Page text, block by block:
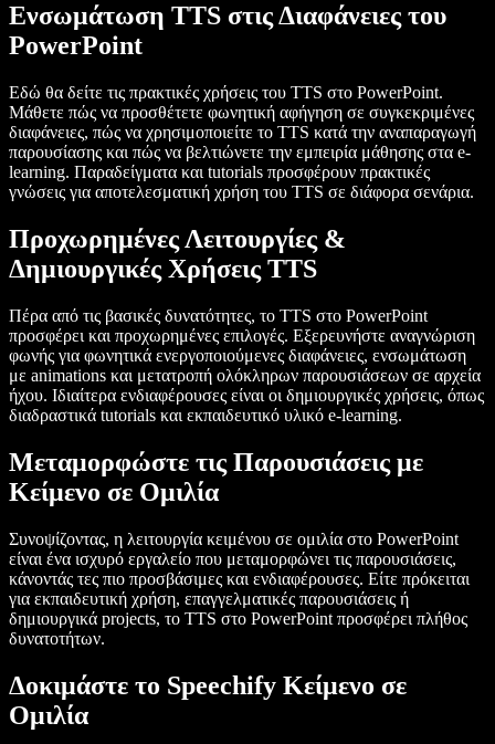
Ενσωμάτωση TTS στις Διαφάνειες του
PowerPoint
Εδώ θα δείτε τις πρακτικές χρήσεις του TTS στο PowerPoint.
Μάθετε πώς να προσθέτετε φωνητική αφήγηση σε συγκεκριμένες
διαφάνειες, πώς να χρησιμοποιείτε το TTS κατά την αναπαραγωγή
παρουσίασης και πώς να βελτιώνετε την εμπειρία μάθησης στα e-
learning. Παραδείγματα και tutorials προσφέρουν πρακτικές
γνώσεις για αποτελεσματική χρήση του TTS σε διάφορα σενάρια.
Προχωρημένες Λειτουργίες &
Δημιουργικές Χρήσεις TTS
Πέρα από τις βασικές δυνατότητες, το TTS στο PowerPoint
προσφέρει και προχωρημένες επιλογές. Εξερευνήστε αναγνώριση
φωνής για φωνητικά ενεργοποιούμενες διαφάνειες, ενσωμάτωση
με animations και μετατροπή ολόκληρων παρουσιάσεων σε αρχεία
ήχου. Ιδιαίτερα ενδιαφέρουσες είναι οι δημιουργικές χρήσεις, όπως
διαδραστικά tutorials και εκπαιδευτικό υλικό e-learning.
Μεταμορφώστε τις Παρουσιάσεις με
Κείμενο σε Ομιλία
Συνοψίζοντας, η λειτουργία κειμένου σε ομιλία στο PowerPoint
είναι ένα ισχυρό εργαλείο που μεταμορφώνει τις παρουσιάσεις,
κάνοντάς τες πιο προσβάσιμες και ενδιαφέρουσες. Είτε πρόκειται
για εκπαιδευτική χρήση, επαγγελματικές παρουσιάσεις ή
δημιουργικά projects, το TTS στο PowerPoint προσφέρει πλήθος
δυνατοτήτων.
Δοκιμάστε το Speechify Κείμενο σε
Ομιλία